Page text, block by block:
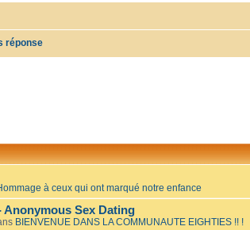
réponse
à ceux qui ont marqué notre enfance
Anonymous Sex Dating
BIENVENUE DANS LA COMMUNAUTE EIGHTIES !! !